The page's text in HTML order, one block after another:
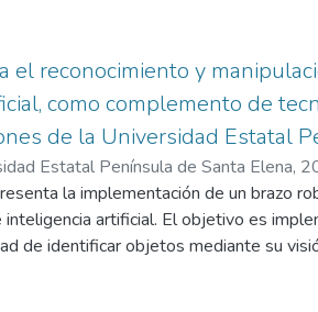
se determina la hipótesis y se
marco teórico correspondiente a la
nuevas generaciones ngn como
el par de cobre.
la situación actual de la estructura
en la red de acceso de la
de optimización de la red
e interpretan los valores de las
concretando las perspectivas
y sustancialmente, se evalúa la hipótesis
el reconocimiento y
como complemento de
de la Universidad Estatal
Estatal Península de Santa Elena,
la implementación de un brazo
artificial. El objetivo es
de identificar objetos mediante su
en una mesa de trabajo en orientación